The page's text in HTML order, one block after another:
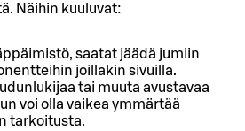
Näihin kuuluvat:
saatat jäädä jumiin
joillakin sivuilla.
tai muuta avustavaa
voi olla vaikea ymmärtää
tarkoitusta.